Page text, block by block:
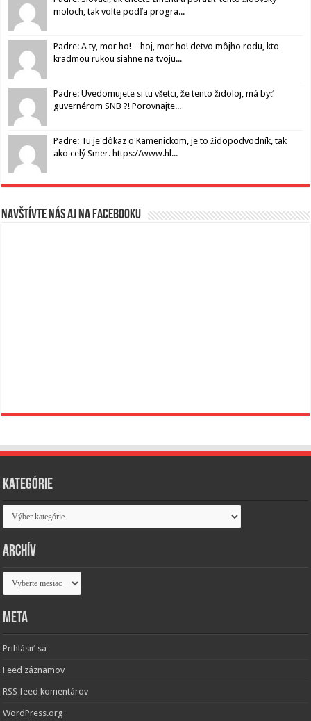
moloch, tak volte podľa progra...
Padre: A ty, mor ho! – hoj, mor ho! detvo môjho rodu, kto
kradmou rukou siahne na tvoju...
Padre: Uvedomujete si tu všetci, že tento židoloj, má byť
guvernérom SNB ?! Porovnajte...
Padre: Tu je dôkaz o Kamenickom, je to židopodvodník, tak
ako celý Smer. https://www.hl...
Navštívte nás aj na Facebooku
Kategórie
Kategórie
Archív
Archív
Meta
Prihlásiť sa
Feed záznamov
RSS feed komentárov
WordPress.org